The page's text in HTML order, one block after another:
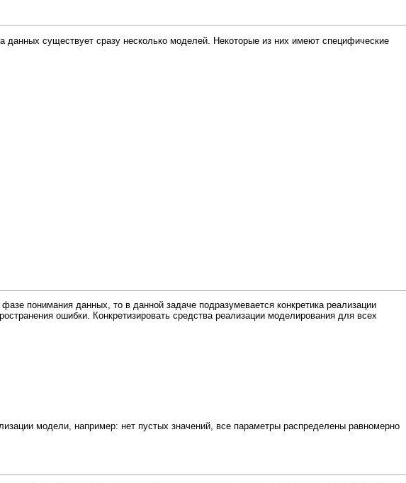
существует сразу несколько моделей. Некоторые из них имеют специфические
понимания данных, то в данной задаче подразумевается конкретика реализации
ошибки. Конкретизировать средства реализации моделирования для всех
модели, например: нет пустых значений, все параметры распределены равномерно